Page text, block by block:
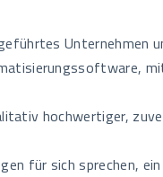
n
k
Unternehmen
hochwertiger,
für sich sprechen,